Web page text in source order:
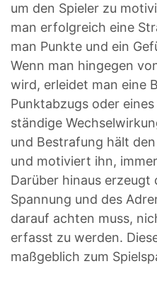
um den Spieler zu
man erfolgreich eine
man Punkte und ein
Wenn man hingegen
wird, erleidet man eine
Punktabzugs oder
ständige
und Bestrafung hält
und motiviert ihn,
Darüber hinaus erzeugt
Spannung und des
darauf achten muss,
erfasst zu werden.
maßgeblich zum